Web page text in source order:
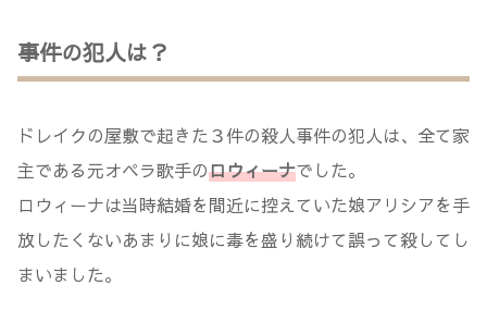
事件の犯人は？
ドレイクの屋敷で起きた３件の殺人事件の犯人は、全て家
主である元オペラ歌手のロウィーナでした。
ロウィーナは当時結婚を間近に控えていた娘アリシアを手
放したくないあまりに娘に毒を盛り続けて誤って殺してし
まいました。